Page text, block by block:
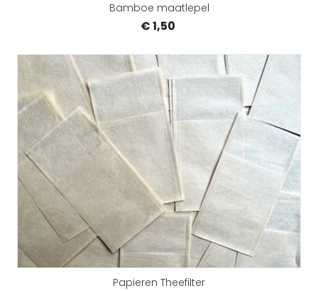
Bamboe maatlepel
€ 1,50
Papieren Theefilter